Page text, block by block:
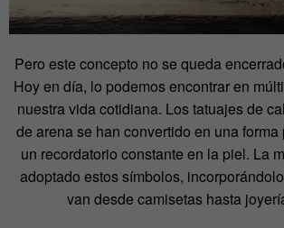
Pero este concepto no se queda
Hoy en día, lo podemos encontrar en
nuestra vida cotidiana. Los tatuajes de
de arena se han convertido en una
un recordatorio constante en la piel. La
adoptado estos símbolos,
van desde camisetas hasta